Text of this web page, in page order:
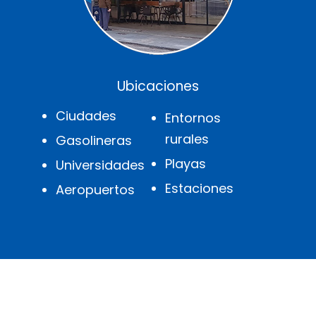
Ubicaciones
Ciudades
Gasolineras
Universidades
Aeropuertos
Entornos
rurales
Playas
Estaciones